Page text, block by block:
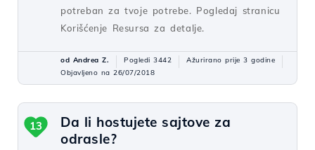
potreban za tvoje potrebe. Pogledaj stranicu
Korišćenje Resursa za detalje.
od Andrea Z. Pogledi 3442
Ažurirano prije 3 godine
Objavljeno na 26/07/2018
Da li hostujete sajtove za
odrasle?
13